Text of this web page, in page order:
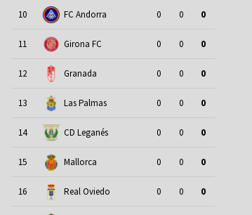
10 FC Andorra 0 0 0
11 Girona FC 0 0 0
12 Granada 0 0 0
13 Las Palmas 0 0 0
14 CD Leganés 0 0 0
15 Mallorca 0 0 0
16 Real Oviedo 0 0 0